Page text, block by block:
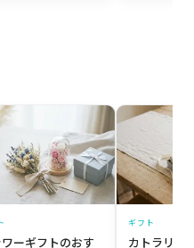
ーギフトのおす
ギフト
カトラリー